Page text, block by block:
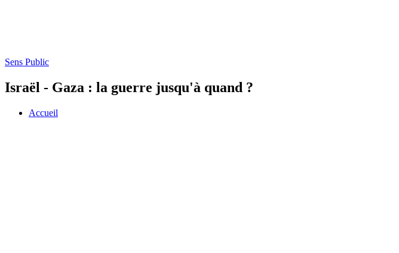
Sens Public
Israël - Gaza : la guerre jusqu'à quand ?
Accueil